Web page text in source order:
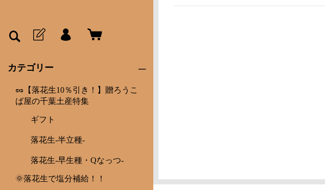
カテゴリー
🥜【落花生10％引き！】贈ろうこ
ば屋の千葉土産特集
ギフト
落花生-半立種-
落花生-早生種・Qなっつ-
🌞落花生で塩分補給！！